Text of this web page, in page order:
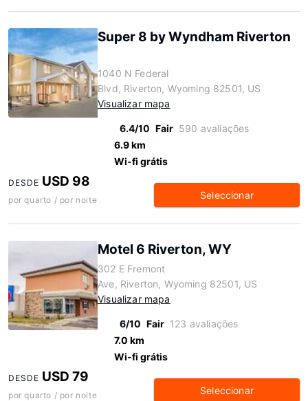
Super 8 by Wyndham Riverton
1040 N Federal
Blvd, Riverton, Wyoming 82501, US
Visualizar mapa
6.4/10 Fair 590 avaliações
6.9 km
Wi-fi grátis
DESDE USD 98
por quarto / por noite Seleccionar
Motel 6 Riverton, WY
302 E Fremont
Ave, Riverton, Wyoming 82501, US
Visualizar mapa
6/10 Fair 123 avaliações
7.0 km
Wi-fi grátis
DESDE USD 79
por quarto / por noite Seleccionar